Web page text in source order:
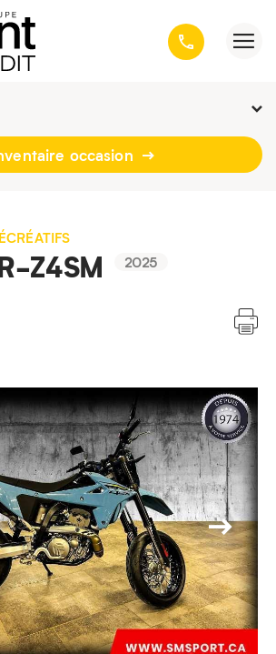
occasion
Z4SM 2025